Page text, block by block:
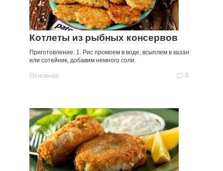
Котлеты из рыбных консервов
Приготовление: 1. Рис промоем в воде, всыплем в казан
или сотейник, добавим немного соли.
Основная 0